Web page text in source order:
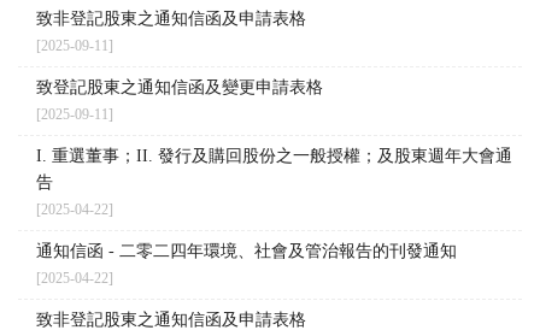
致非登記股東之通知信函及申請表格
[2025-09-11]
致登記股東之通知信函及變更申請表格
[2025-09-11]
I. 重選董事；II. 發行及購回股份之一般授權；及股東週年大會通
告
[2025-04-22]
通知信函 - 二零二四年環境、社會及管治報告的刊發通知
[2025-04-22]
致非登記股東之通知信函及申請表格